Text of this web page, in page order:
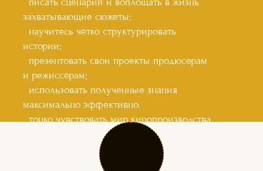
захватывающие сюжеты;
научитесь чётко структурировать
истории;
презентовать свои проекты продюсерам
и режиссёрам;
использовать полученные знания
максимально эффективно.
-тонко чувствовать мир кинопроизводства
правильно использовать сценарные
приёмы (интрига, ход сюжетной линии,